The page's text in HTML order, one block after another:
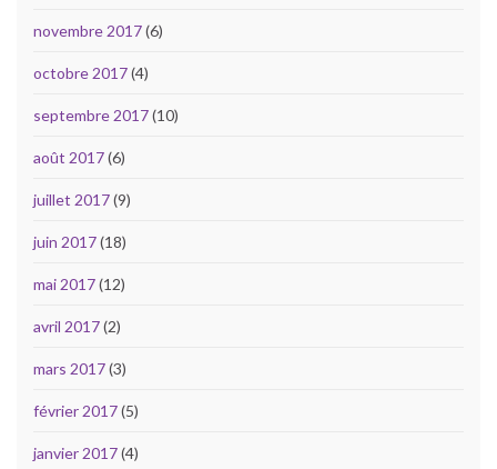
novembre 2017(6)
octobre 2017(4)
septembre 2017(10)
août 2017(6)
juillet 2017(9)
juin 2017(18)
mai 2017(12)
avril 2017(2)
mars 2017(3)
février 2017(5)
janvier 2017(4)